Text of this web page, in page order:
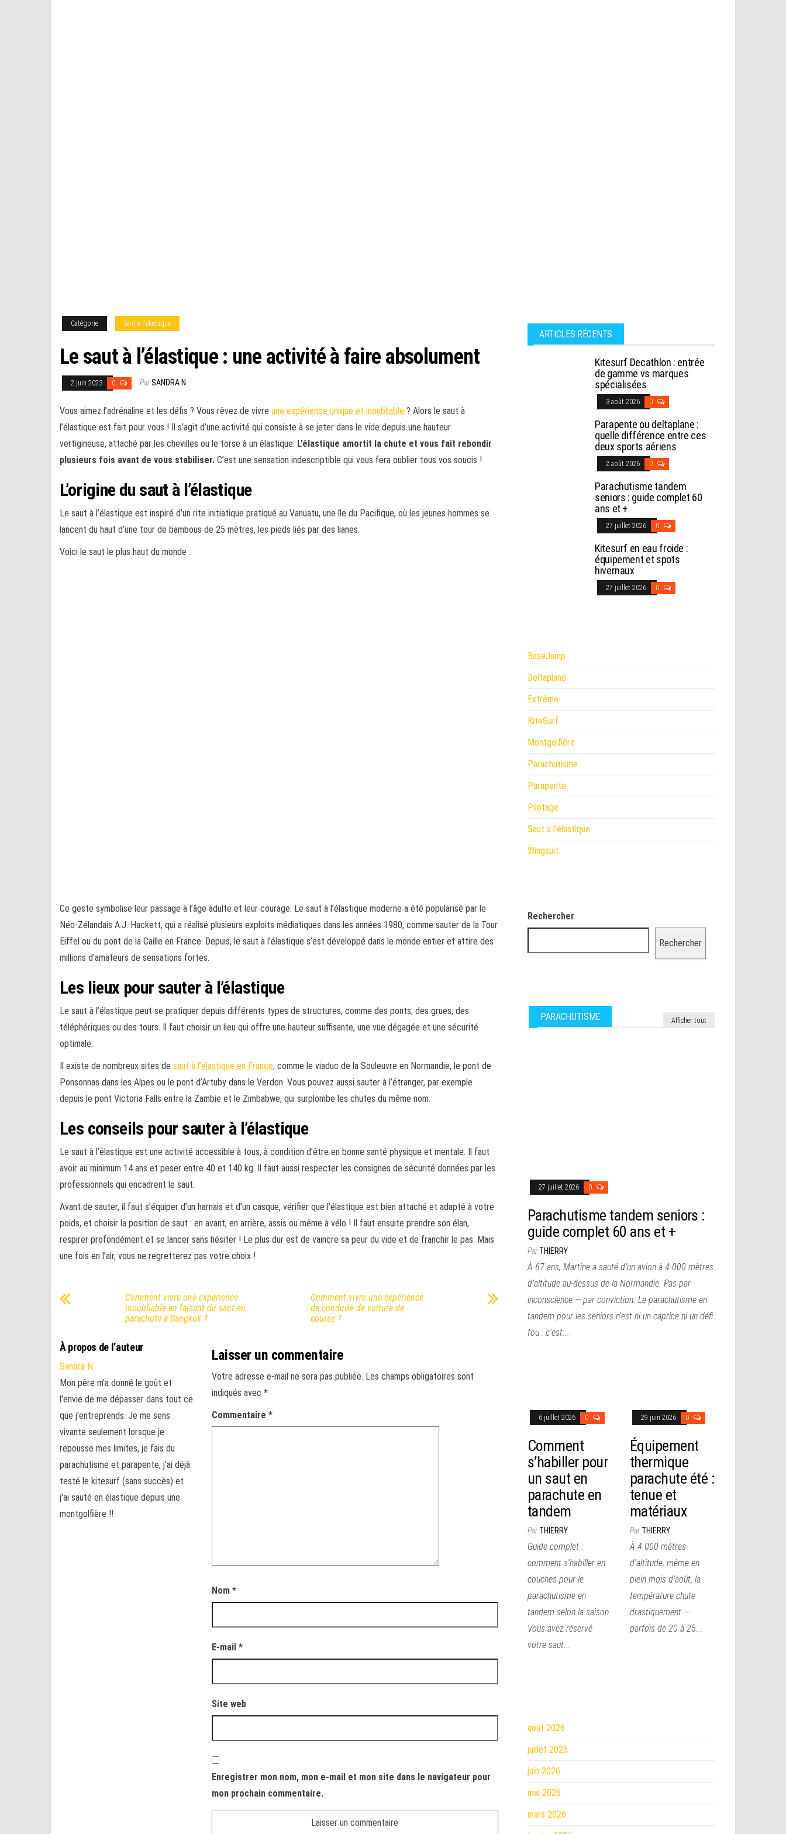
Catégorie Saut à l'élastique
Le saut à l’élastique : une activité à faire absolument
2 juin 2023 0 ParSANDRA N.
Vous aimez l’adrénaline et les défis ? Vous rêvez de vivre une expérience unique et inoubliable ? Alors le saut à
l’élastique est fait pour vous ! Il s’agit d’une activité qui consiste à se jeter dans le vide depuis une hauteur
vertigineuse, attaché par les chevilles ou le torse à un élastique. L’élastique amortit la chute et vous fait rebondir
plusieurs fois avant de vous stabiliser. C’est une sensation indescriptible qui vous fera oublier tous vos soucis !
L’origine du saut à l’élastique
Le saut à l’élastique est inspiré d’un rite initiatique pratiqué au Vanuatu, une île du Pacifique, où les jeunes hommes se
lancent du haut d’une tour de bambous de 25 mètres, les pieds liés par des lianes.
Voici le saut le plus haut du monde :
Ce geste symbolise leur passage à l’âge adulte et leur courage. Le saut à l’élastique moderne a été popularisé par le
Néo-Zélandais A.J. Hackett, qui a réalisé plusieurs exploits médiatiques dans les années 1980, comme sauter de la Tour
Eiffel ou du pont de la Caille en France. Depuis, le saut à l’élastique s’est développé dans le monde entier et attire des
millions d’amateurs de sensations fortes.
Les lieux pour sauter à l’élastique
Le saut à l’élastique peut se pratiquer depuis différents types de structures, comme des ponts, des grues, des
téléphériques ou des tours. Il faut choisir un lieu qui offre une hauteur suffisante, une vue dégagée et une sécurité
optimale.
Il existe de nombreux sites de saut à l’élastique en France, comme le viaduc de la Souleuvre en Normandie, le pont de
Ponsonnas dans les Alpes ou le pont d’Artuby dans le Verdon. Vous pouvez aussi sauter à l’étranger, par exemple
depuis le pont Victoria Falls entre la Zambie et le Zimbabwe, qui surplombe les chutes du même nom.
Les conseils pour sauter à l’élastique
Le saut à l’élastique est une activité accessible à tous, à condition d’être en bonne santé physique et mentale. Il faut
avoir au minimum 14 ans et peser entre 40 et 140 kg. Il faut aussi respecter les consignes de sécurité données par les
professionnels qui encadrent le saut.
Avant de sauter, il faut s’équiper d’un harnais et d’un casque, vérifier que l’élastique est bien attaché et adapté à votre
poids, et choisir la position de saut : en avant, en arrière, assis ou même à vélo ! Il faut ensuite prendre son élan,
respirer profondément et se lancer sans hésiter ! Le plus dur est de vaincre sa peur du vide et de franchir le pas. Mais
une fois en l’air, vous ne regretterez pas votre choix !
Comment vivre une expérience
inoubliable en faisant du saut en
parachute à Bangkok ?
Comment vivre une expérience
de conduite de voiture de
course ?
À propos de l’auteur
Sandra N.
Mon père m'a donné le goût et
l'envie de me dépasser dans tout ce
que j'entreprends. Je me sens
vivante seulement lorsque je
repousse mes limites, je fais du
parachutisme et parapente, j'ai déjà
testé le kitesurf (sans succès) et
j'ai sauté en élastique depuis une
montgolfière !!
Laisser un commentaire
Votre adresse e-mail ne sera pas publiée. Les champs obligatoires sont
indiqués avec *
Commentaire *
Nom *
E-mail *
Site web
Enregistrer mon nom, mon e-mail et mon site dans le navigateur pour
mon prochain commentaire.
ARTICLES RÉCENTS
Kitesurf Decathlon : entrée
de gamme vs marques
spécialisées
3 août 2026 0
Parapente ou deltaplane :
quelle différence entre ces
deux sports aériens
2 août 2026 0
Parachutisme tandem
seniors : guide complet 60
ans et +
27 juillet 2026 0
Kitesurf en eau froide :
équipement et spots
hivernaux
27 juillet 2026 0
BaseJump
Deltaplane
Extrême
KiteSurf
Montgolfière
Parachutisme
Parapente
Pilotage
Saut à l'élastique
Wingsuit
Rechercher
Rechercher
PARACHUTISME Afficher tout
27 juillet 2026 0
Parachutisme tandem seniors :
guide complet 60 ans et +
ParTHIERRY
À 67 ans, Martine a sauté d’un avion à 4 000 mètres
d’altitude au-dessus de la Normandie. Pas par
inconscience — par conviction. Le parachutisme en
tandem pour les seniors n’est ni un caprice ni un défi
fou : c’est...
6 juillet 2026 0
Comment
s’habiller pour
un saut en
parachute en
tandem
ParTHIERRY
Guide complet :
comment s’habiller en
couches pour le
parachutisme en
tandem selon la saison
Vous avez réservé
votre saut...
29 juin 2026 0
Équipement
thermique
parachute été :
tenue et
matériaux
ParTHIERRY
À 4 000 mètres
d’altitude, même en
plein mois d’août, la
température chute
drastiquement —
parfois de 20 à 25...
août 2026
juillet 2026
juin 2026
mai 2026
mars 2026